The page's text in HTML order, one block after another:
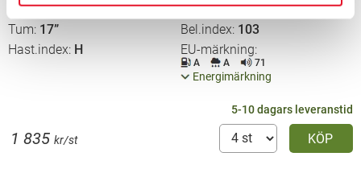
Bredd 235 Profil 55
Tum 17” Bel.index 103
Hast.index H EU-märkning
A A 71
Energimärkning
5-10 dagars leveranstid
KÖP
1 835 kr/st